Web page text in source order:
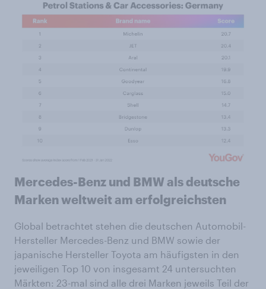
Mercedes-Benz und BMW als deutsche
Marken weltweit am erfolgreichsten
Global betrachtet stehen die deutschen Automobil-
Hersteller Mercedes-Benz und BMW sowie der
japanische Hersteller Toyota am häufigsten in den
jeweiligen Top 10 von insgesamt 24 untersuchten
Märkten: 23-mal sind alle drei Marken jeweils Teil der